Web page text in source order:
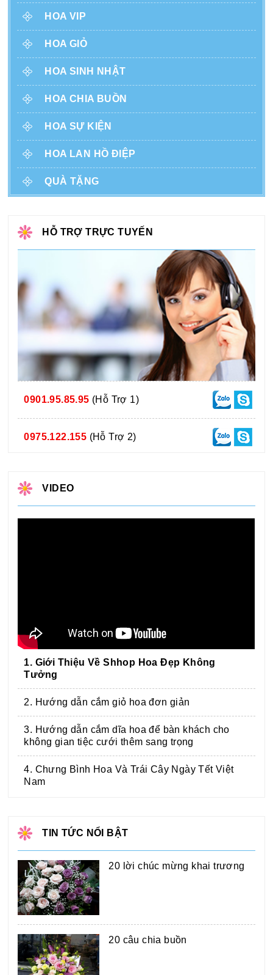
HOA VIP
HOA GIỎ
HOA SINH NHẬT
HOA CHIA BUỒN
HOA SỰ KIỆN
HOA LAN HỒ ĐIỆP
QUÀ TẶNG
HỖ TRỢ TRỰC TUYẾN
0901.95.85.95 (Hỗ Trợ 1)
0975.122.155 (Hỗ Trợ 2)
VIDEO
1. Giới Thiệu Về Shhop Hoa Đẹp Không
Tưởng
2. Hướng dẫn cắm giỏ hoa đơn giản
3. Hướng dẫn cắm dĩa hoa để bàn khách cho
không gian tiệc cưới thêm sang trọng
4. Chưng Bình Hoa Và Trái Cây Ngày Tết Việt
Nam
TIN TỨC NỔI BẬT
20 lời chúc mừng khai trương
20 câu chia buồn